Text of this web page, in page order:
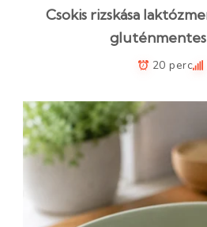
Csokis rizskása
20 perc